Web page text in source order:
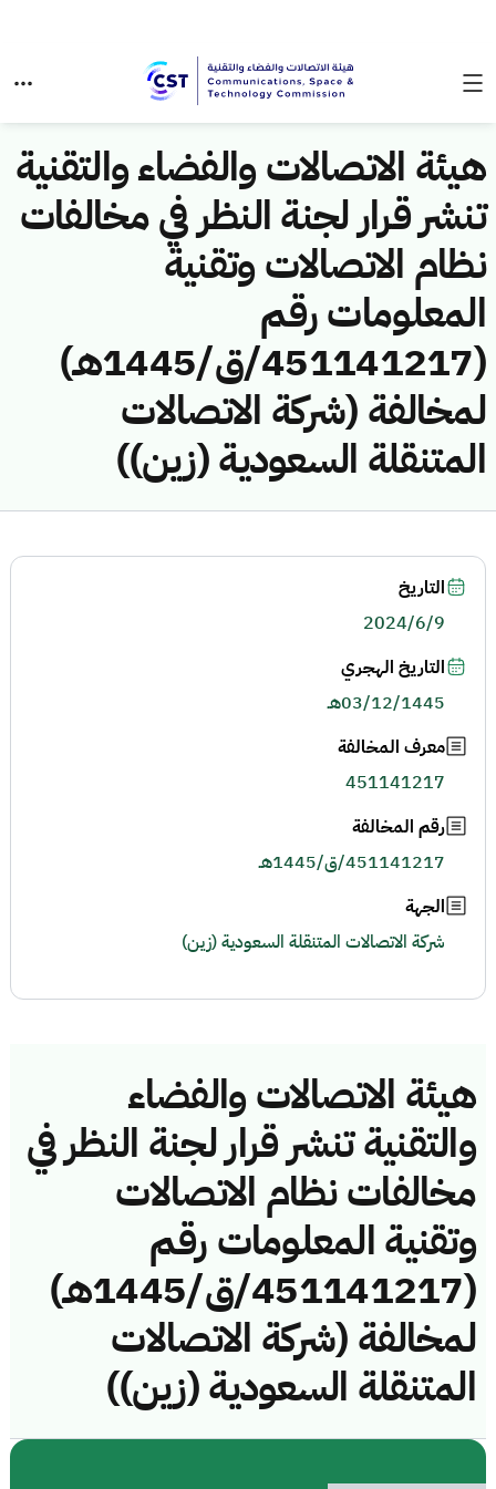
هيئة الاتصالات والفضاء والتقنية
تنشر قرار لجنة النظر في مخالفات
نظام الاتصالات وتقنية
المعلومات رقم
(451141217/ق/1445هـ)
لمخالفة (شركة الاتصالات
المتنقلة السعودية (زين))
هيئة الاتصالات والفضاء
والتقنية تنشر قرار لجنة النظر في
مخالفات نظام الاتصالات
وتقنية المعلومات رقم
(451141217/ق/1445هـ)
لمخالفة (شركة الاتصالات
المتنقلة السعودية (زين))
التاريخ
2024/6/9
التاريخ الهجري
03/12/1445هـ
معرف المخالفة
451141217
رقم المخالفة
451141217/ق/1445هـ
الجهة
شركة الاتصالات المتنقلة السعودية (زين)